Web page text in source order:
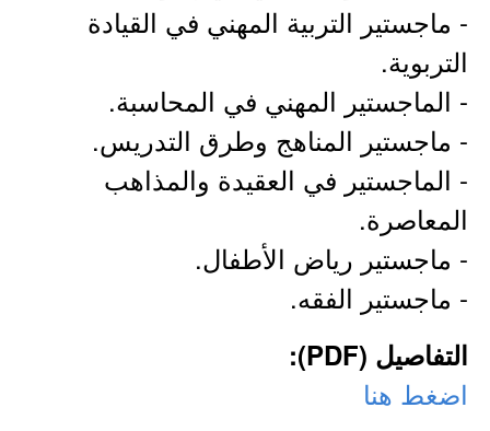
- ماجستير التربية المهني في القيادة
التربوية.
- الماجستير المهني في المحاسبة.
- ماجستير المناهج وطرق التدريس.
- الماجستير في العقيدة والمذاهب
المعاصرة.
- ماجستير رياض الأطفال.
- ماجستير الفقه.
التفاصيل (PDF):
اضغط هنا